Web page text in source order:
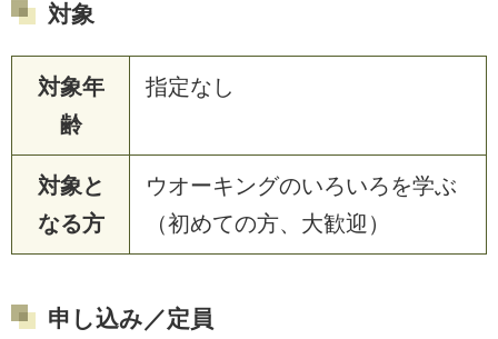
対象
対象年
齢
指定なし
対象と
なる方
ウオーキングのいろいろを学ぶ
（初めての方、大歓迎）
申し込み／定員